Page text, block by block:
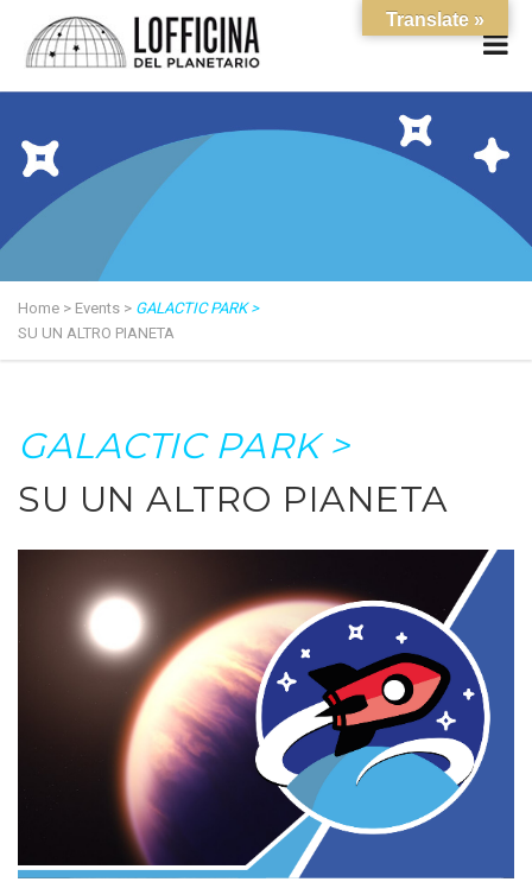
Home > Events > GALACTIC PARK >
SU UN ALTRO PIANETA
GALACTIC PARK >
SU UN ALTRO PIANETA
Translate »